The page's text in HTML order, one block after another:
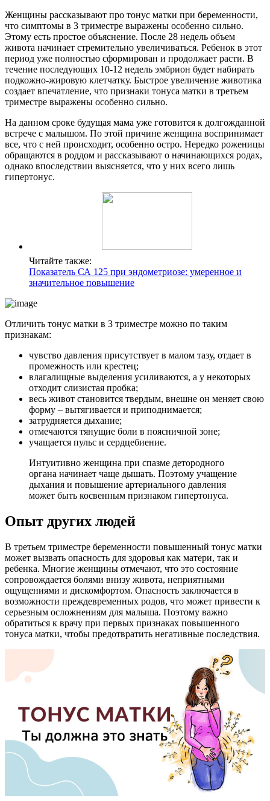
Женщины рассказывают про тонус матки при беременности,
что симптомы в 3 триместре выражены особенно сильно.
Этому есть простое объяснение. После 28 недель объем
живота начинает стремительно увеличиваться. Ребенок в этот
период уже полностью сформирован и продолжает расти. В
течение последующих 10-12 недель эмбрион будет набирать
подкожно-жировую клетчатку. Быстрое увеличение животика
создает впечатление, что признаки тонуса матки в третьем
триместре выражены особенно сильно.
На данном сроке будущая мама уже готовится к долгожданной
встрече с малышом. По этой причине женщина воспринимает
все, что с ней происходит, особенно остро. Нередко роженицы
обращаются в роддом и рассказывают о начинающихся родах,
однако впоследствии выясняется, что у них всего лишь
гипертонус.
Читайте также:
Показатель СА 125 при эндометриозе: умеренное и
значительное повышение
Отличить тонус матки в 3 триместре можно по таким
признакам:
чувство давления присутствует в малом тазу, отдает в
промежность или крестец;
влагалищные выделения усиливаются, а у некоторых
отходит слизистая пробка;
весь живот становится твердым, внешне он меняет свою
форму – вытягивается и приподнимается;
затрудняется дыхание;
отмечаются тянущие боли в поясничной зоне;
учащается пульс и сердцебиение.
Интуитивно женщина при спазме детородного
органа начинает чаще дышать. Поэтому учащение
дыхания и повышение артериального давления
может быть косвенным признаком гипертонуса.
Опыт других людей
В третьем триместре беременности повышенный тонус матки
может вызвать опасность для здоровья как матери, так и
ребенка. Многие женщины отмечают, что это состояние
сопровождается болями внизу живота, неприятными
ощущениями и дискомфортом. Опасность заключается в
возможности преждевременных родов, что может привести к
серьезным осложнениям для малыша. Поэтому важно
обратиться к врачу при первых признаках повышенного
тонуса матки, чтобы предотвратить негативные последствия.